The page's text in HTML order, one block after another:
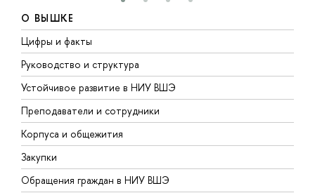
О ВЫШКЕ
Цифры и факты
Руководство и структура
Устойчивое развитие в НИУ ВШЭ
Преподаватели и сотрудники
Корпуса и общежития
Закупки
Обращения граждан в НИУ ВШЭ